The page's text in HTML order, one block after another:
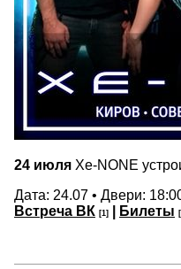
24 июля Xe-NONE
Дата: 24.07 • Двери:
Встреча ВК [1] Билеты